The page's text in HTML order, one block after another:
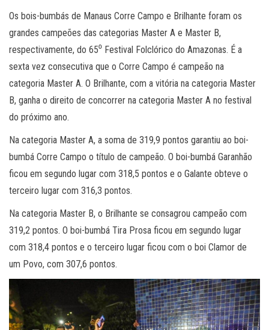
Os bois-bumbás de Manaus Corre Campo e Brilhante foram os
grandes campeões das categorias Master A e Master B,
respectivamente, do 65⁰ Festival Folclórico do Amazonas. É a
sexta vez consecutiva que o Corre Campo é campeão na
categoria Master A. O Brilhante, com a vitória na categoria Master
B, ganha o direito de concorrer na categoria Master A no festival
do próximo ano.
Na categoria Master A, a soma de 319,9 pontos garantiu ao boi-
bumbá Corre Campo o título de campeão. O boi-bumbá Garanhão
ficou em segundo lugar com 318,5 pontos e o Galante obteve o
terceiro lugar com 316,3 pontos.
Na categoria Master B, o Brilhante se consagrou campeão com
319,2 pontos. O boi-bumbá Tira Prosa ficou em segundo lugar
com 318,4 pontos e o terceiro lugar ficou com o boi Clamor de
um Povo, com 307,6 pontos.